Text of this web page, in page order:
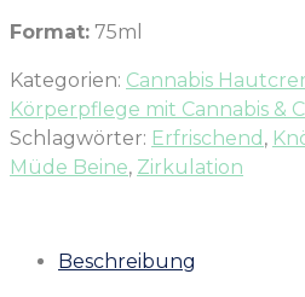
Format: 75ml
Kategorien: Cannabis
Körperpflege mit Cannabis &
Schlagwörter: Erfrischend ,
Müde Beine, Zirkulation
Beschreibung